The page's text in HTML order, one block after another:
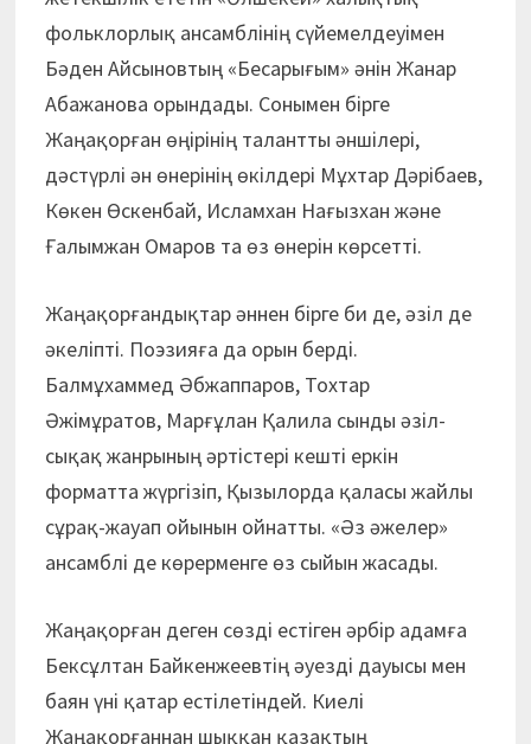
фольклорлық ансамблінің сүйемелдеуімен
Бәден Айсыновтың «Бесарығым» әнін Жанар
Абажанова орындады. Сонымен бірге
Жаңақорған өңірінің талантты әншілері,
дәстүрлі ән өнерінің өкілдері Мұхтар Дәрібаев,
Көкен Өскенбай, Исламхан Нағызхан және
Ғалымжан Омаров та өз өнерін көрсетті.
Жаңақорғандықтар әннен бірге би де, әзіл де
әкеліпті. Поэзияға да орын берді.
Балмұхаммед Әбжаппаров, Тохтар
Әжімұратов, Марғұлан Қалила сынды әзіл-
сықақ жанрының әртістері кешті еркін
форматта жүргізіп, Қызылорда қаласы жайлы
сұрақ-жауап ойынын ойнатты. «Әз әжелер»
ансамблі де көрерменге өз сыйын жасады.
Жаңақорған деген сөзді естіген әрбір адамға
Бексұлтан Байкенжеевтің әуезді дауысы мен
баян үні қатар естілетіндей. Киелі
Жаңақорғаннан шыққан қазақтың